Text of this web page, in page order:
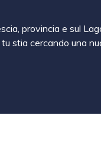
provincia e sul
stia cercando una